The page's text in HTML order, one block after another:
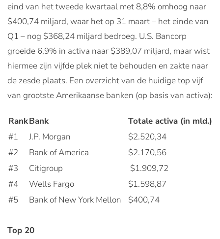
eind van het tweede kwartaal met 8,8% omhoog naar
$400,74 miljard, waar het op 31 maart – het einde van
Q1 – nog $368,24 miljard bedroeg. U.S. Bancorp
groeide 6,9% in activa naar $389,07 miljard, maar wist
hiermee zijn vijfde plek niet te behouden en zakte naar
de zesde plaats. Een overzicht van de huidige top vijf
van grootste Amerikaanse banken (op basis van activa):
RankBank
Totale activa (in mld.)
#1
J.P. Morgan
$2.520,34
#2
Bank of America
$2.170,56
#3
Citigroup
$1.909,72
#4
Wells Fargo
$1.598,87
#5
Bank of New York Mellon $400,74
Top 20